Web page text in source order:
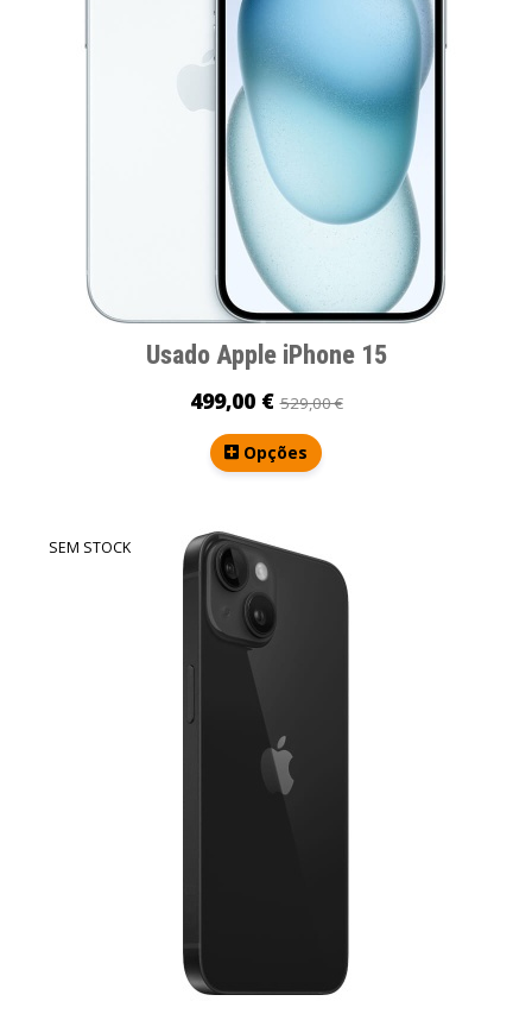
Usado Apple iPhone 15
499,00 €529,00 €
Opções
SEM STOCK